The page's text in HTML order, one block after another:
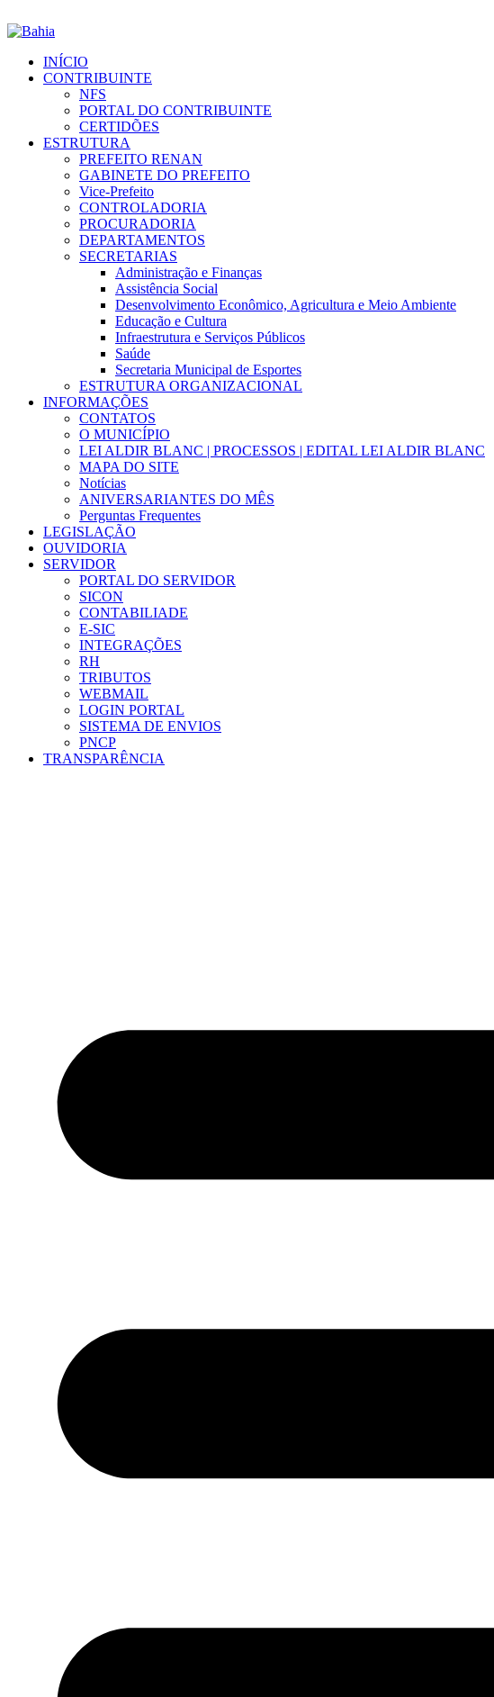
INÍCIO
CONTRIBUINTE
NFS
PORTAL DO CONTRIBUINTE
CERTIDÕES
ESTRUTURA
PREFEITO RENAN
GABINETE DO PREFEITO
Vice-Prefeito
CONTROLADORIA
PROCURADORIA
DEPARTAMENTOS
SECRETARIAS
Administração e Finanças
Assistência Social
Desenvolvimento Econômico, Agricultura e Meio Ambiente
Educação e Cultura
Infraestrutura e Serviços Públicos
Saúde
Secretaria Municipal de Esportes
ESTRUTURA ORGANIZACIONAL
INFORMAÇÕES
CONTATOS
O MUNICÍPIO
LEI ALDIR BLANC | PROCESSOS | EDITAL LEI ALDIR BLANC
MAPA DO SITE
Notícias
ANIVERSARIANTES DO MÊS
Perguntas Frequentes
LEGISLAÇÃO
OUVIDORIA
SERVIDOR
PORTAL DO SERVIDOR
SICON
CONTABILIADE
E-SIC
INTEGRAÇÕES
RH
TRIBUTOS
WEBMAIL
LOGIN PORTAL
SISTEMA DE ENVIOS
PNCP
TRANSPARÊNCIA